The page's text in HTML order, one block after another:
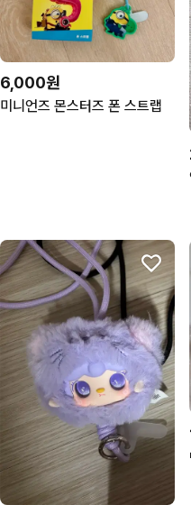
6,000원
미니언즈 몬스터즈 폰 스트랩